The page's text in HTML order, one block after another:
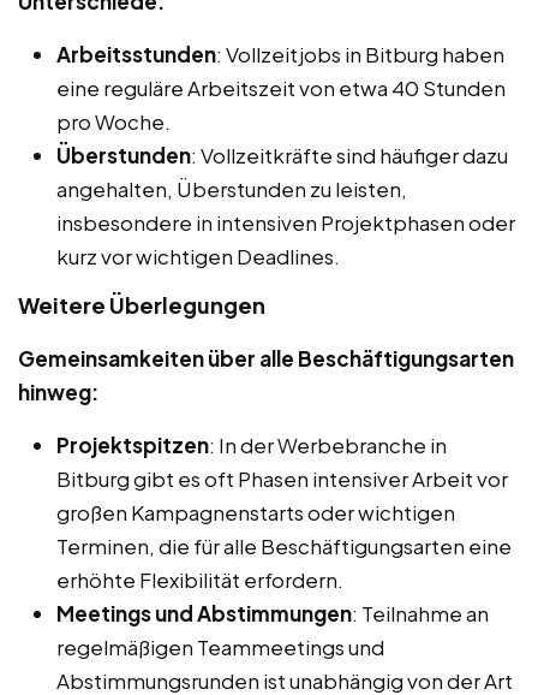
Arbeitsstunden: Vollzeitjobs in Bitburg haben
eine reguläre Arbeitszeit von etwa 40 Stunden
pro Woche.
Überstunden: Vollzeitkräfte sind häufiger dazu
angehalten, Überstunden zu leisten,
insbesondere in intensiven Projektphasen oder
kurz vor wichtigen Deadlines.
Weitere Überlegungen
Gemeinsamkeiten über alle Beschäftigungsarten
hinweg:
Projektspitzen: In der Werbebranche in
Bitburg gibt es oft Phasen intensiver Arbeit vor
großen Kampagnenstarts oder wichtigen
Terminen, die für alle Beschäftigungsarten eine
erhöhte Flexibilität erfordern.
Meetings und Abstimmungen: Teilnahme an
regelmäßigen Teammeetings und
Abstimmungsrunden ist unabhängig von der Art